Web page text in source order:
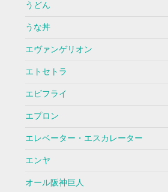
うどん
うな丼
エヴァンゲリオン
エトセトラ
エビフライ
エプロン
エレベーター・エスカレーター
エンヤ
オール阪神巨人